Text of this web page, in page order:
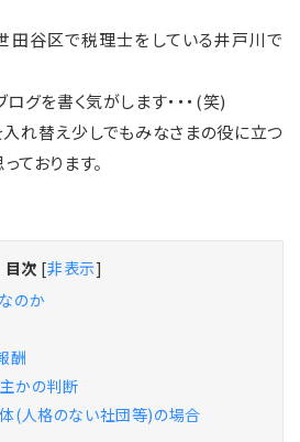
田谷区で税理士をしている井戸川で
グを書く気がします・・・(笑)
れ替え少しでもみなさまの役に立つ
ております。
目次 [非表示]
のか
酬
かの判断
(人格のない社団等)の場合